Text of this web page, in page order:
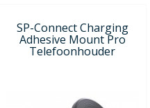
SP-Connect Charging
Adhesive Mount Pro
Telefoonhouder